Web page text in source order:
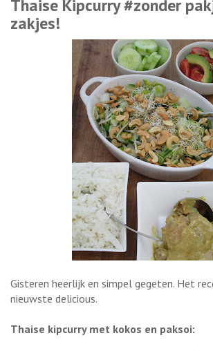
Thaise Kipcurry #zonder
zakjes!
Gisteren heerlijk en simpel gegeten. Het
nieuwste delicious.
Thaise kipcurry met kokos en paksoi: